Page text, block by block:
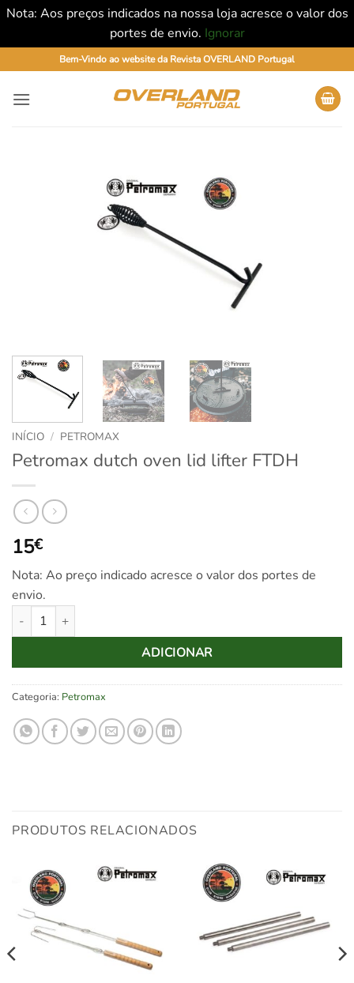
Nota: Aos preços indicados na nossa loja acresce o valor dos
portes de envio. Ignorar
to
content
Bem-Vindo ao website da Revista OVERLAND Portugal
INÍCIO / PETROMAX
Petromax dutch oven lid lifter FTDH
15€
Nota: Ao preço indicado acresce o valor dos portes de
envio.
Quantidade de Petromax dutch oven lid lifter FTDH
ADICIONAR
Categoria: Petromax
PRODUTOS RELACIONADOS